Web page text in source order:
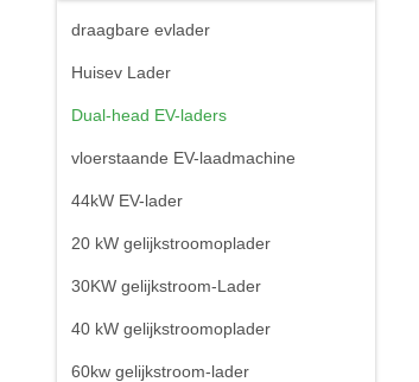
draagbare evlader
Huisev Lader
Dual-head EV-laders
vloerstaande EV-laadmachine
44kW EV-lader
20 kW gelijkstroomoplader
30KW gelijkstroom-Lader
40 kW gelijkstroomoplader
60kw gelijkstroom-lader